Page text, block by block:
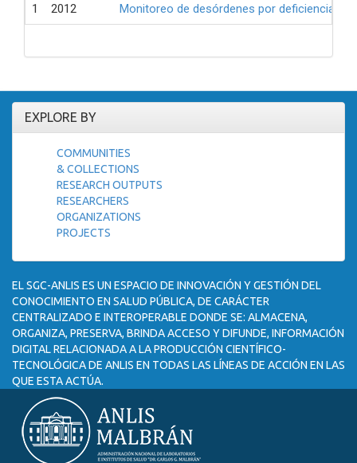
1 2012 Monitoreo de desórdenes por deficiencia
EXPLORE BY
COMMUNITIES
& COLLECTIONS
RESEARCH OUTPUTS
RESEARCHERS
ORGANIZATIONS
PROJECTS
EL SGC-ANLIS ES UN ESPACIO DE INNOVACIÓN Y GESTIÓN DEL
CONOCIMIENTO EN SALUD PÚBLICA, DE CARÁCTER
CENTRALIZADO E INTEROPERABLE DONDE SE: ALMACENA,
ORGANIZA, PRESERVA, BRINDA ACCESO Y DIFUNDE, INFORMACIÓN
DIGITAL RELACIONADA A LA PRODUCCIÓN CIENTÍFICO-
TECNOLÓGICA DE ANLIS EN TODAS LAS LÍNEAS DE ACCIÓN EN LAS
QUE ESTA ACTÚA.